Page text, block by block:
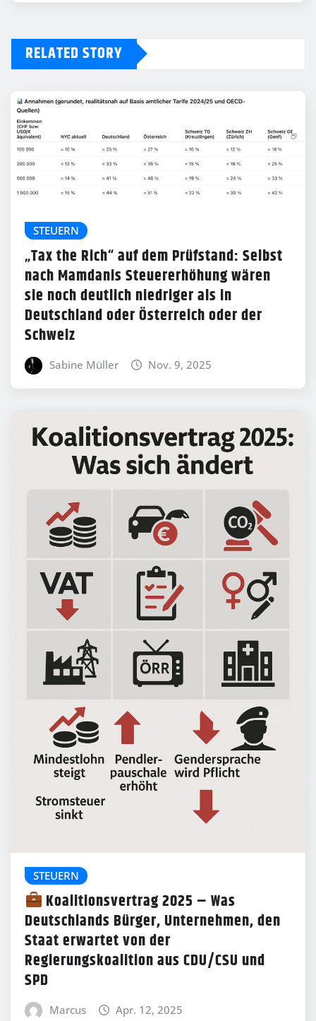
RELATED STORY
STEUERN
„Tax the Rich“ auf dem Prüfstand: Selbst
nach Mamdanis Steuererhöhung wären
sie noch deutlich niedriger als in
Deutschland oder Österreich oder der
Schweiz
Sabine Müller Nov. 9, 2025
STEUERN
Koalitionsvertrag 2025 – Was
Deutschlands Bürger, Unternehmen, den
Staat erwartet von der
Regierungskoalition aus CDU/CSU und
SPD
Marcus Apr. 12, 2025